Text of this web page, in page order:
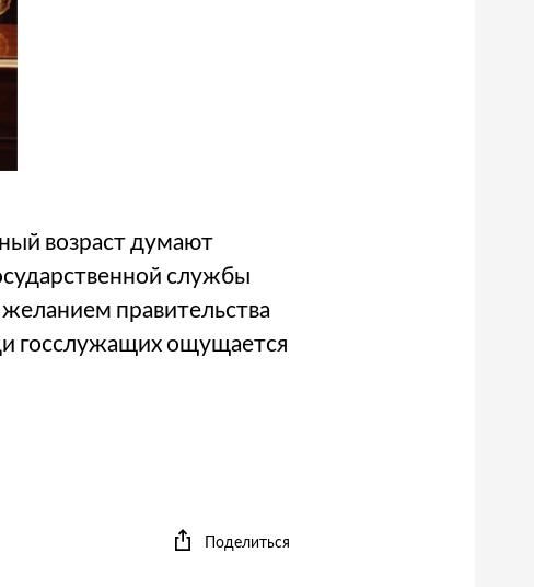
возраст думают
службы
правительства
госслужащих ощущается
Поделиться